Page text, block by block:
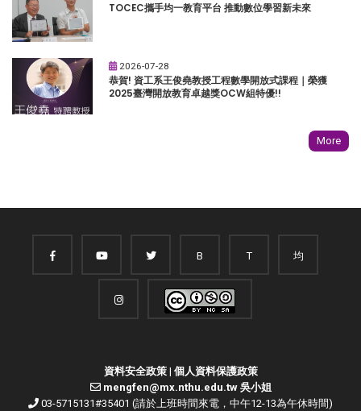
TOCEC攜手均一教育平台 推動數位學習新未來
2026-07-28
恭賀! 資工系王俊堯教授工程數學開放式課程｜榮獲
2025臺灣開放教育卓越獎OCW組特優!!
More
B T 均
資料安全政策| 個人資料保護政策
mengfen@mx.nthu.edu.tw 吳小姐
03-5715131#35401 (請於上班時間來電，中午12-13為午休時間)